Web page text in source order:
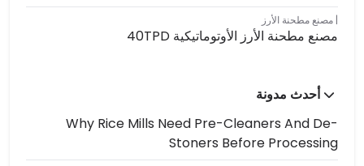
مصنع مطحنة الأرز
مصنع مطحنة الأرز الأوتوماتيكية 40TPD
أحدث مدونة
Why Rice Mills Need Pre-Cleaners And De-
Stoners Before Processing